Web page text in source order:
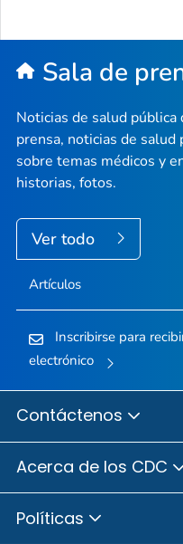
Sala de
Noticias de salud pública
prensa, noticias de
sobre temas médicos y
historias, fotos.
Ver todo
Artículos
Inscribirse para
electrónico
Contáctenos
Acerca de los CDC
Políticas